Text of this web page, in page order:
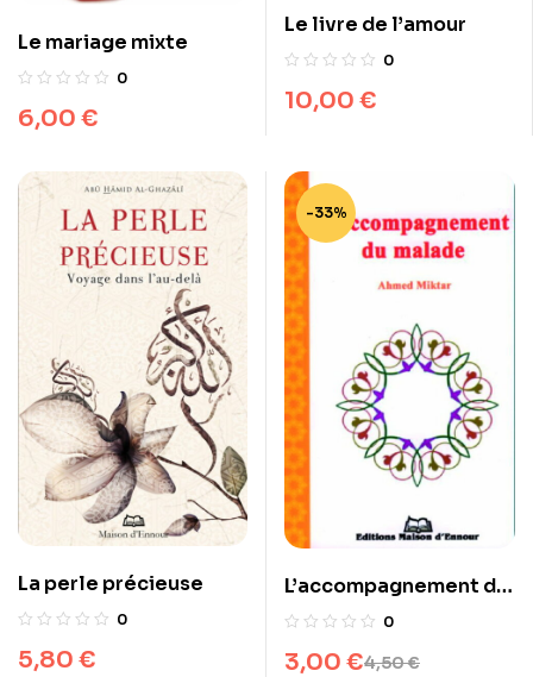
Le mariage mixte
0
6,00 €
Le livre de l’amour
0
10,00 €
La perle précieuse
0
5,80 €
-33%
L’accompagnement du
malade
0
4,50€
3,00 €